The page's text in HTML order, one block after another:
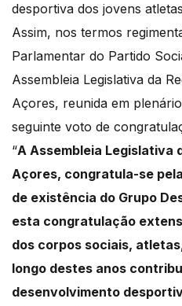
desportiva dos jovens
Assim, nos termos
Parlamentar do Partido
Assembleia Legislativa da
Açores, reunida em
seguinte voto de
“A Assembleia Legislativa
Açores, congratula-se
de existência do Grupo
esta congratulação
dos corpos sociais,
longo destes anos
desenvolvimento